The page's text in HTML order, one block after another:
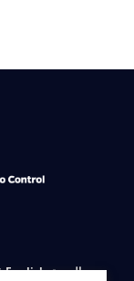
العربية English